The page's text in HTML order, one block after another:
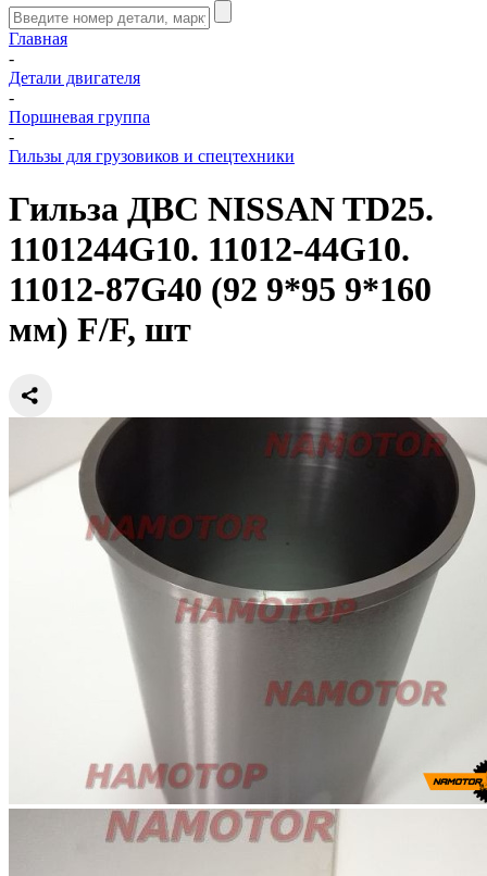
Главная
-
Детали двигателя
-
Поршневая группа
-
Гильзы для грузовиков и спецтехники
Гильза ДВС NISSAN TD25.
1101244G10. 11012-44G10.
11012-87G40 (92 9*95 9*160
мм) F/F, шт